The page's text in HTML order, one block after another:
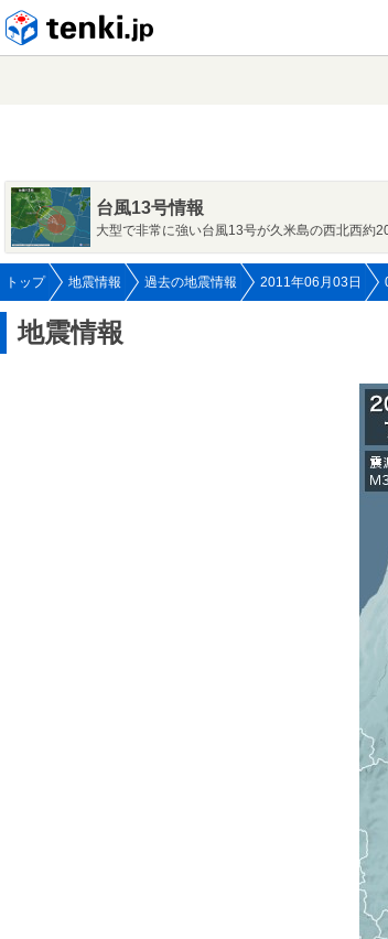
台風13号情報
大型で非常に強い台風13号が久米島の西北西約
トップ 地震情報 過去の地震情報 2011年06月03日
地震情報